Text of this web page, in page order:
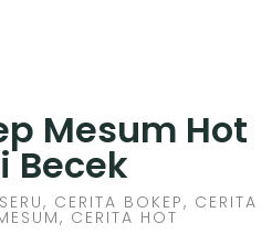
Mesum Hot
Becek
CERITA BOKEP, CERITA
CERITA HOT